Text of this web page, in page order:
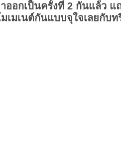
าออกเป็นครั้งที่ 2 กันแล้ว
มเมเนต์กันแบบจุใจเลยกับ